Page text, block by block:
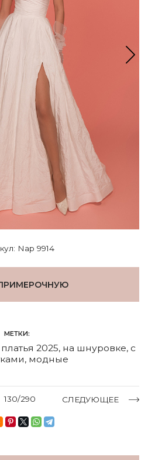
Nap 9914
МЕТКИ:
2025, на шнуровке, с
, модные
130/290 СЛЕДУЮЩЕЕ